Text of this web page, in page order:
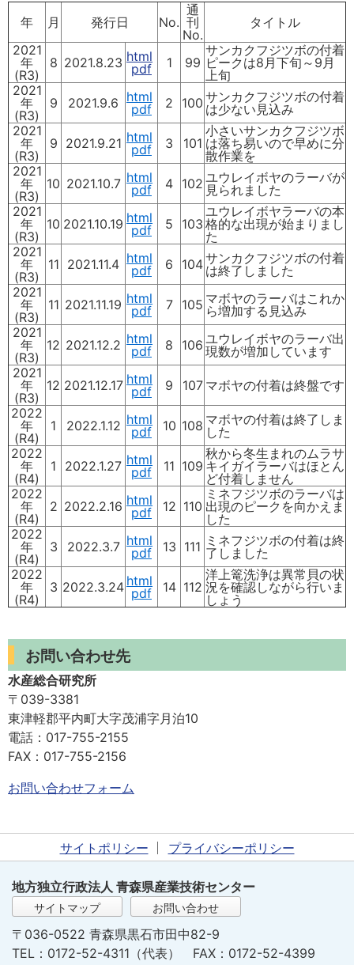
年 月 発行日 No.
通
刊
No.
タイトル
2021
年
(R3)
8 2021.8.23 html
pdf
1 99
サンカクフジツボの付着
ピークは8月下旬～9月
上旬
2021
年
(R3)
9 2021.9.6 html
pdf
2 100 サンカクフジツボの付着
は少ない見込み
2021
年
(R3)
9 2021.9.21 html
pdf
3 101
小さいサンカクフジツボ
は落ち易いので早めに分
散作業を
2021
年
(R3)
10 2021.10.7 html
pdf
4 102 ユウレイボヤのラーバが
見られました
2021
年
(R3)
10 2021.10.19 html
pdf
5 103
ユウレイボヤラーバの本
格的な出現が始まりまし
た
2021
年
(R3)
11 2021.11.4 html
pdf
6 104サンカクフジツボの付着
は終了しました
2021
年
(R3)
11 2021.11.19 html
pdf
7 105 マボヤのラーバはこれか
ら増加する見込み
2021
年
(R3)
12 2021.12.2 html
pdf
8 106 ユウレイボヤのラーバ出
現数が増加しています
2021
年
(R3)
12 2021.12.17 html
pdf
9 107 マボヤの付着は終盤です
2022
年
(R4)
1 2022.1.12 html
pdf
10 108 マボヤの付着は終了しま
した
2022
年
(R4)
1 2022.1.27 html
pdf
11 109
秋から冬生まれのムラサ
キイガイラーバはほとん
ど付着しません
2022
年
(R4)
2 2022.2.16 html
pdf
12 110
ミネフジツボのラーバは
出現のピークを向かえま
した
2022
年
(R4)
3 2022.3.7 html
pdf
13 111 ミネフジツボの付着は終
了しました
2022
年
(R4)
3 2022.3.24 html
pdf
14 112
洋上篭洗浄は異常貝の状
況を確認しながら行いま
しょう
お問い合わせ先
水産総合研究所
〒039-3381
東津軽郡平内町大字茂浦字月泊10
電話：017-755-2155
FAX：017-755-2156
お問い合わせフォーム
サイトポリシー プライバシーポリシー
地方独立行政法人 青森県産業技術センター
サイトマップ お問い合わせ
〒036-0522 青森県黒石市田中82-9
TEL：0172-52-4311（代表） FAX：0172-52-4399